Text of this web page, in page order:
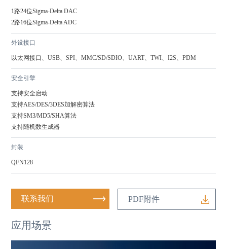
1路24位Sigma-Delta DAC
2路16位Sigma-Delta ADC
外设接口
以太网接口、USB、SPI、MMC/SD/SDIO、UART、TWI、I2S、PDM
安全引擎
支持安全启动
支持AES/DES/3DES加解密算法
支持SM3/MD5/SHA算法
支持随机数生成器
封装
QFN128
联系我们 PDF附件
应用场景